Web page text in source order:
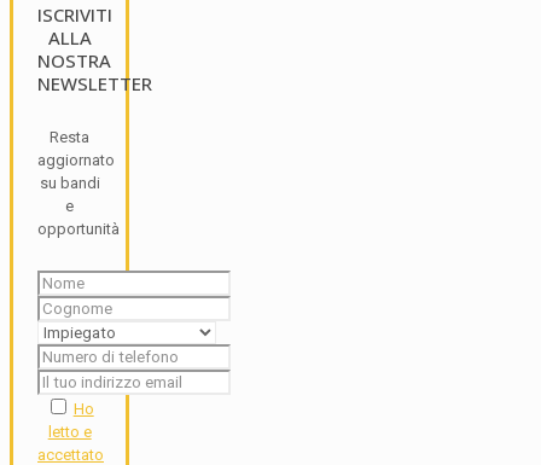
ISCRIVITI
ALLA
NOSTRA
NEWSLETTER
Resta
aggiornato
su bandi
e
opportunità
Ho
letto e
accettato